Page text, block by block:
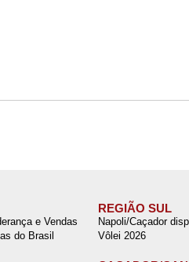
e Vendas
do Brasil
REGIÃO SUL
Napoli/Caçador
Vôlei 2026